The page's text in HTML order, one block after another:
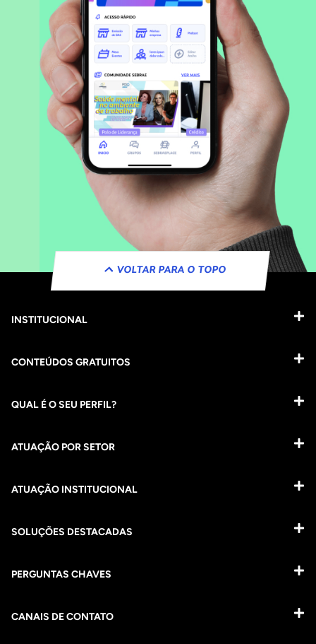
VOLTAR PARA O TOPO
INSTITUCIONAL
CONTEÚDOS GRATUITOS
QUAL É O SEU PERFIL?
ATUAÇÃO POR SETOR
ATUAÇÃO INSTITUCIONAL
SOLUÇÕES DESTACADAS
PERGUNTAS CHAVES​
CANAIS DE CONTATO